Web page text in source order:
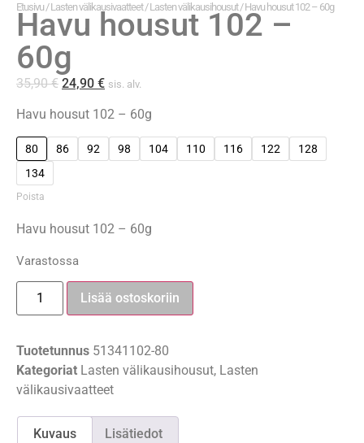
Etusivu /Lasten välikausivaatteet/Lasten välikausihousut/ Havu housut 102 – 60g
Havu housut 102 –
60g
35,90€ 24,90 € sis. alv.
Havu housut 102 – 60g
80 86 92 98 104 110 116 122
128
134
Poista
Havu housut 102 – 60g
Varastossa
Lisää ostoskoriin
Tuotetunnus 51341102-80
Kategoriat Lasten välikausihousut, Lasten
välikausivaatteet
Kuvaus Lisätiedot